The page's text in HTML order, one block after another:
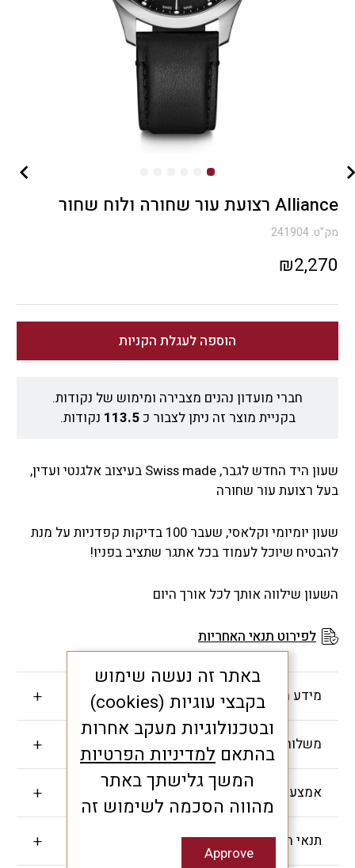
Alliance רצועת עור שחורה ולוח שחור
מק"ט:241904
₪2,270
הוספה לעגלת הקניות
חברי מועדון נהנים מצבירה ומימוש של נקודות.
בקניית מוצר זה ניתן לצבור כ113.5 נקודות.
שעון היד החדש לגבר, Swiss made בעיצוב אלגנטי ועדין,
בעל רצועת עור שחורה
שעון יומיומי וקלאסי, שעבר 100 בדיקות קפדניות על מנת
להבטיח שיוכל לעמוד בכל אתגר שתציב בפניו!
השעון שילווה אותך לכל אורך היום
לפירוט תנאי האחריות
מידע חשוב
משלוחים והחזרות
אמצעי תשלום
תנאי האחריות
באתר זה נעשה שימוש
בקבצי עוגיות (cookies)
ובטכנולוגיות מעקב אחרות
בהתאם למדיניות הפרטיות
המשך גלישתך באתר
מהווה הסכמה לשימוש זה
Approve